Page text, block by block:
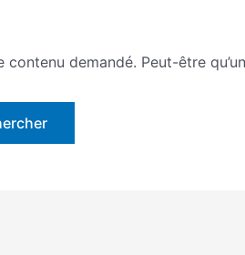
demandé. Peut-être